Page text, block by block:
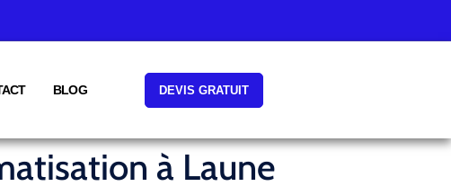
BLOG DEVIS GRATUIT
à Laune